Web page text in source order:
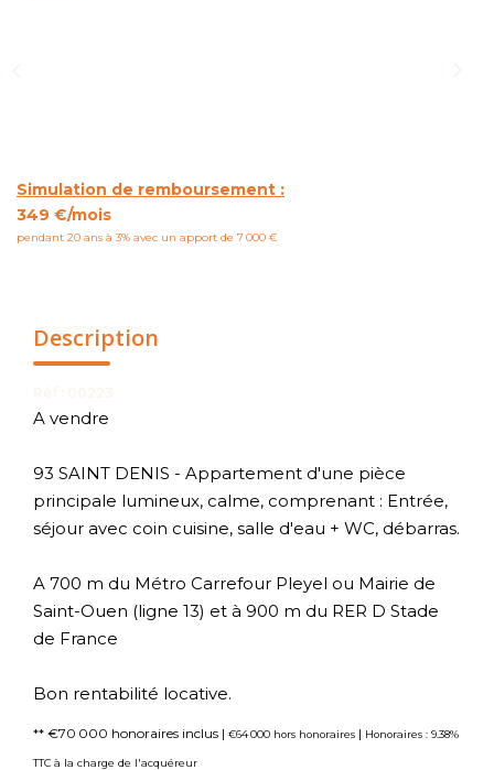
Simulation de remboursement :
349 €/mois
pendant 20 ans à 3% avec un apport de 7 000 €
Description
A vendre
93 SAINT DENIS - Appartement d'une pièce
principale lumineux, calme, comprenant : Entrée,
séjour avec coin cuisine, salle d'eau + WC, débarras.
A 700 m du Métro Carrefour Pleyel ou Mairie de
Saint-Ouen (ligne 13) et à 900 m du RER D Stade
de France
Bon rentabilité locative.
** €70 000 honoraires inclus | €64 000 hors honoraires | Honoraires : 9.38%
TTC à la charge de l'acquéreur